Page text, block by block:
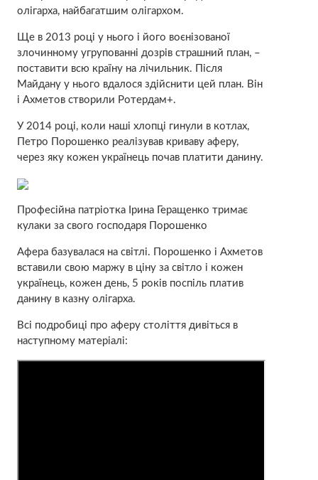
олігарха, найбагатшим олігархом.
Ще в 2013 році у нього і його воєнізованої
злочинному угрупованні дозрів страшний план, –
поставити всю країну на лічильник. Після
Майдану у нього вдалося здійснити цей план. Він
і Ахметов створили Ротердам+.
У 2014 році, коли наші хлопці гинули в котлах,
Петро Порошенко реалізував криваву аферу,
через яку кожен українець почав платити данину.
Професійна патріотка Ірина Геращенко тримає
кулаки за свого господаря Порошенко
Афера базувалася на світлі. Порошенко і Ахметов
вставили свою маржу в ціну за світло і кожен
українець, кожен день, 5 років поспіль платив
данину в казну олігарха.
Всі подробиці про аферу століття дивіться в
наступному матеріалі: